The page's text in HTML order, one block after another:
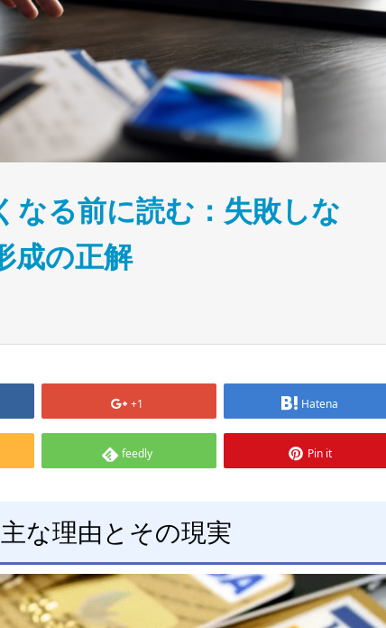
なる前に読む：失敗しな
成の正解
+1 Hatena
feedly Pin it
な理由とその現実